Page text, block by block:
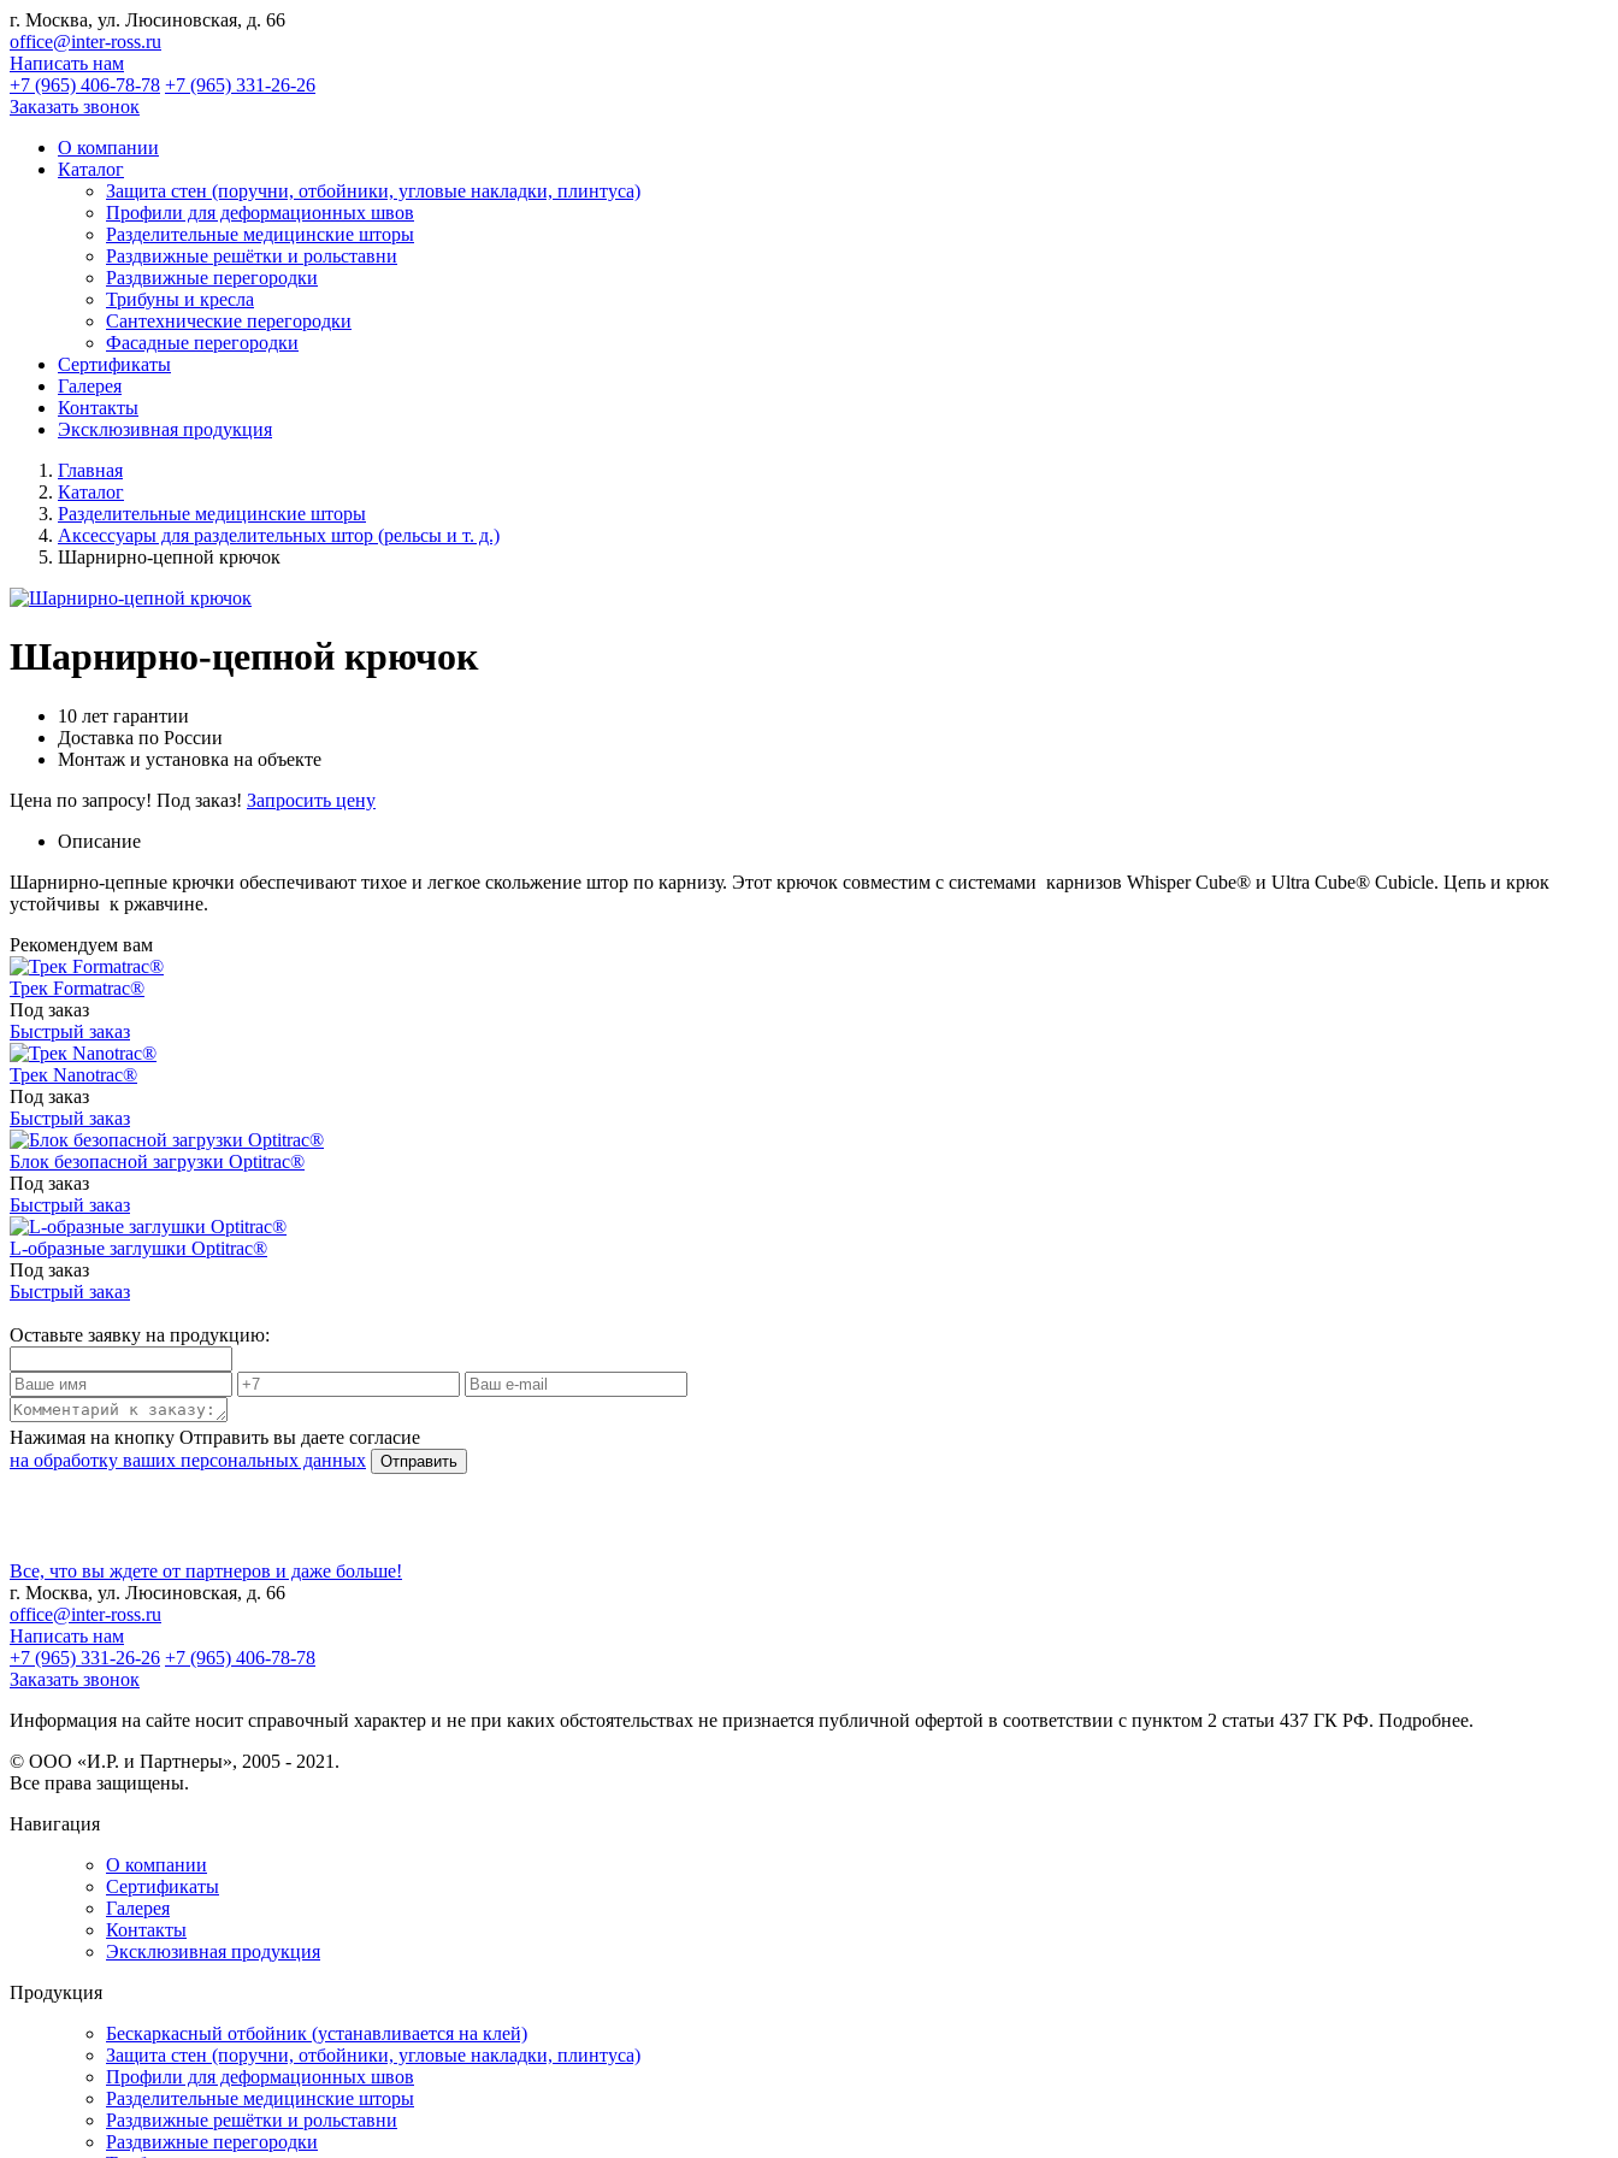
г. Москва, ул. Люсиновская, д. 66
office@inter-ross.ru
Написать нам
+7 (965) 406-78-78 +7 (965) 331-26-26
Заказать звонок
О компании
Каталог
Защита стен (поручни, отбойники, угловые накладки, плинтуса)
Профили для деформационных швов
Разделительные медицинские шторы
Раздвижные решётки и рольставни
Раздвижные перегородки
Трибуны и кресла
Сантехнические перегородки
Фасадные перегородки
Сертификаты
Галерея
Контакты
Эксклюзивная продукция
Главная
Каталог
Разделительные медицинские шторы
Аксессуары для разделительных штор (рельсы и т. д.)
Шарнирно-цепной крючок
Шарнирно-цепной крючок
10 лет гарантии
Доставка по России
Монтаж и установка на объекте
Цена по запросу! Под заказ! Запросить цену
Описание
Шарнирно-цепные крючки обеспечивают тихое и легкое скольжение штор по карнизу. Этот крючок совместим с системами карнизов Whisper Cube® и Ultra Cube® Cubicle. Цепь и крюк
устойчивы к ржавчине.
Рекомендуем вам
Трек Formatrac®
Под заказ
Быстрый заказ
Трек Nanotrac®
Под заказ
Быстрый заказ
Блок безопасной загрузки Optitrac®
Под заказ
Быстрый заказ
L-образные заглушки Optitrac®
Под заказ
Быстрый заказ
Оставьте заявку на продукцию:
Нажимая на кнопку Отправить вы даете согласие
на обработку ваших персональных данных
Все, что вы ждете от партнеров и даже больше!
г. Москва, ул. Люсиновская, д. 66
office@inter-ross.ru
Написать нам
+7 (965) 331-26-26 +7 (965) 406-78-78
Заказать звонок
Информация на сайте носит справочный характер и не при каких обстоятельствах не признается публичной офертой в соответствии с пунктом 2 статьи 437 ГК РФ. Подробнее.
© ООО «И.Р. и Партнеры», 2005 - 2021.
Все права защищены.
Навигация
О компании
Сертификаты
Галерея
Контакты
Эксклюзивная продукция
Продукция
Бескаркасный отбойник (устанавливается на клей)
Защита стен (поручни, отбойники, угловые накладки, плинтуса)
Профили для деформационных швов
Разделительные медицинские шторы
Раздвижные решётки и рольставни
Раздвижные перегородки